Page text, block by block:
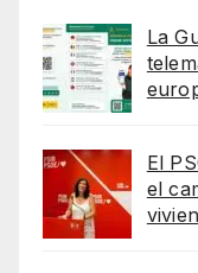
La
El
el